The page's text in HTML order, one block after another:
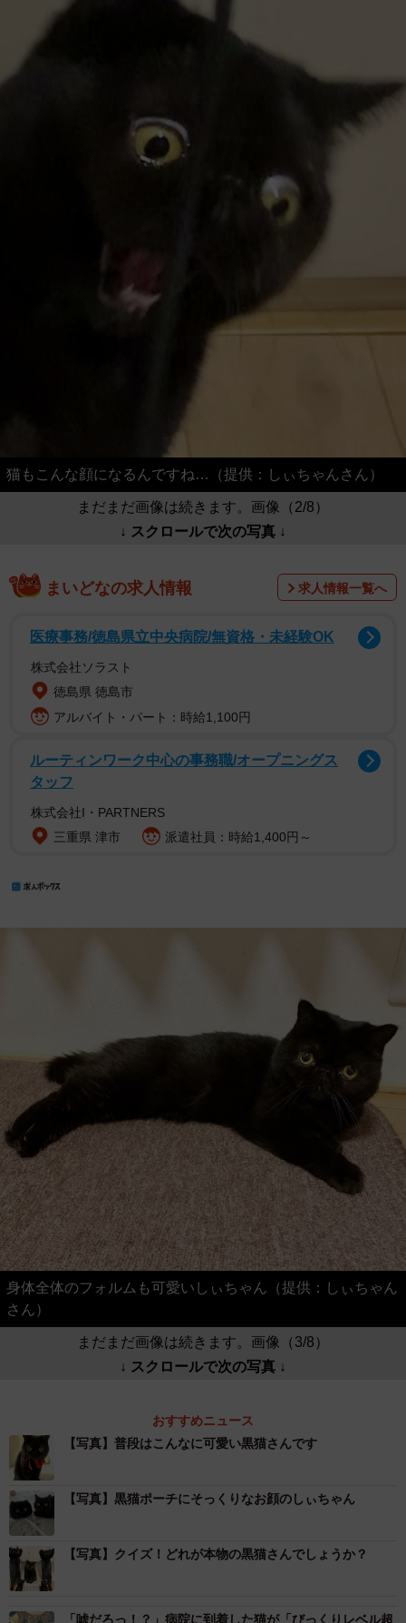
猫もこんな顔になるんですね…（提供：しぃちゃんさん）
まだまだ画像は続きます。画像（2/8）
↓ スクロールで次の写真 ↓
まいどなの求人情報 求人情報一覧へ
医療事務/徳島県立中央病院/無資格・未経験OK
株式会社ソラスト
徳島県 徳島市
アルバイト・パート：時給1,100円
ルーティンワーク中心の事務職/オープニングス
タッフ
株式会社I・PARTNERS
三重県 津市
派遣社員：時給1,400円～
身体全体のフォルムも可愛いしぃちゃん（提供：しぃちゃん
さん）
まだまだ画像は続きます。画像（3/8）
↓ スクロールで次の写真 ↓
おすすめニュース
【写真】普段はこんなに可愛い黒猫さんです
【写真】黒猫ポーチにそっくりなお顔のしぃちゃん
【写真】クイズ！どれが本物の黒猫さんでしょうか？
「嘘だろっ！？」病院に到着した猫が「びっくりレベル超